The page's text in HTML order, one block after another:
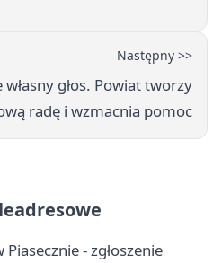
Następny >>
własny głos. Powiat tworzy
radę i wzmacnia pomoc
- zgłoszenie